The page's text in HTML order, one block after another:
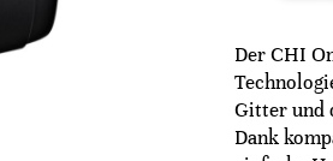
Der CHI
Gitter und
Dank